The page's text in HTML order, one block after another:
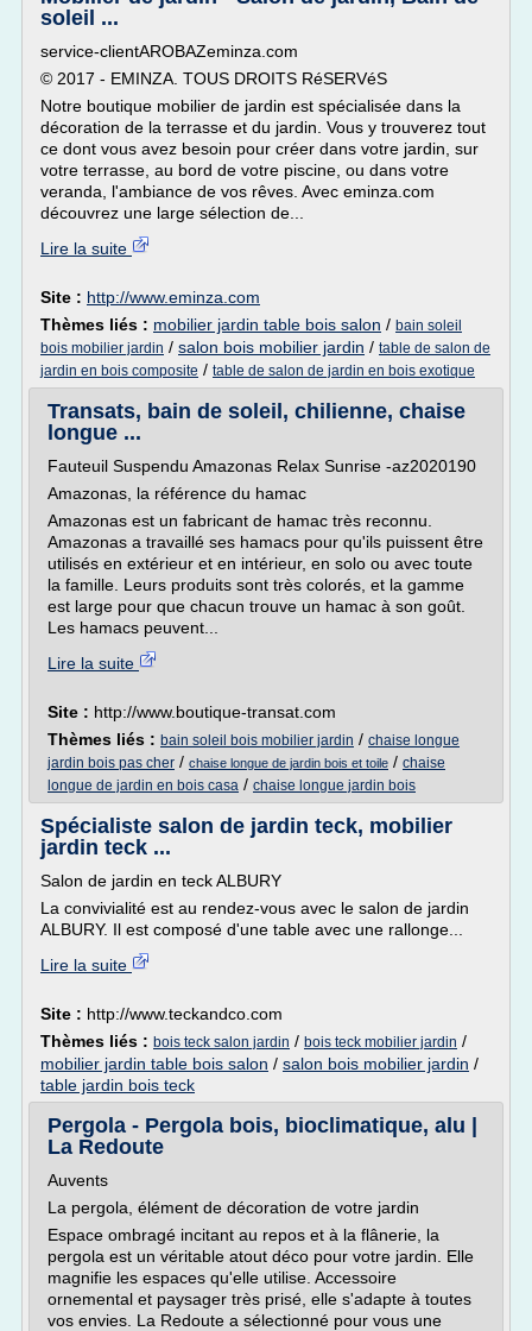
soleil ...
service-clientAROBAZeminza.com
© 2017 - EMINZA. TOUS DROITS RéSERVéS
Notre boutique mobilier de jardin est spécialisée dans la
décoration de la terrasse et du jardin. Vous y trouverez tout
ce dont vous avez besoin pour créer dans votre jardin, sur
votre terrasse, au bord de votre piscine, ou dans votre
veranda, l'ambiance de vos rêves. Avec eminza.com
découvrez une large sélection de...
Lire la suite
Site : http://www.eminza.com
Thèmes liés : mobilier jardin table bois salon / bain soleil
bois mobilier jardin / salon bois mobilier jardin / table de salon de
jardin en bois composite / table de salon de jardin en bois exotique
Transats, bain de soleil, chilienne, chaise
longue ...
Fauteuil Suspendu Amazonas Relax Sunrise -az2020190
Amazonas, la référence du hamac
Amazonas est un fabricant de hamac très reconnu.
Amazonas a travaillé ses hamacs pour qu'ils puissent être
utilisés en extérieur et en intérieur, en solo ou avec toute
la famille. Leurs produits sont très colorés, et la gamme
est large pour que chacun trouve un hamac à son goût.
Les hamacs peuvent...
Lire la suite
Site : http://www.boutique-transat.com
Thèmes liés : bain soleil bois mobilier jardin / chaise longue
jardin bois pas cher / chaise longue de jardin bois et toile / chaise
longue de jardin en bois casa / chaise longue jardin bois
Spécialiste salon de jardin teck, mobilier
jardin teck ...
Salon de jardin en teck ALBURY
La convivialité est au rendez-vous avec le salon de jardin
ALBURY. Il est composé d'une table avec une rallonge...
Lire la suite
Site : http://www.teckandco.com
Thèmes liés : bois teck salon jardin / bois teck mobilier jardin /
mobilier jardin table bois salon / salon bois mobilier jardin /
table jardin bois teck
Pergola - Pergola bois, bioclimatique, alu |
La Redoute
Auvents
La pergola, élément de décoration de votre jardin
Espace ombragé incitant au repos et à la flânerie, la
pergola est un véritable atout déco pour votre jardin. Elle
magnifie les espaces qu'elle utilise. Accessoire
ornemental et paysager très prisé, elle s'adapte à toutes
vos envies. La Redoute a sélectionné pour vous une